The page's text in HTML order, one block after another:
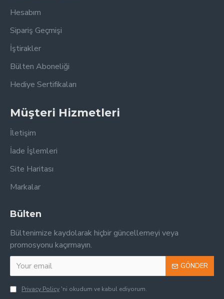
Hesabım
Sipariş Geçmişi
İştirakler
Bülten Aboneliği
Hediye Sertifikaları
Müşteri Hizmetleri
İletişim
İade İşlemleri
Site Haritası
Markalar
Bülten
Bültenimize kaydolarak hiçbir güncellemeyi veya
promosyonu kaçırmayın.
GÖNDER
Privacy Policy 'ni okudum ve kabul ediyorum.